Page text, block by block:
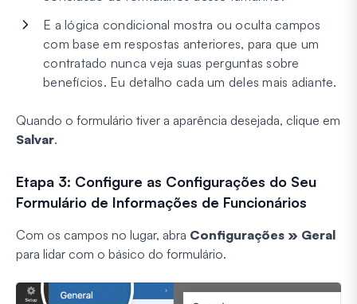
E a lógica condicional mostra ou oculta campos
com base em respostas anteriores, para que um
contratado nunca veja suas perguntas sobre
benefícios. Eu detalho cada um deles mais adiante.
Quando o formulário tiver a aparência desejada, clique em
Salvar.
Etapa 3: Configure as Configurações do Seu
Formulário de Informações de Funcionários
Com os campos no lugar, abra Configurações » Geral
para lidar com o básico do formulário.